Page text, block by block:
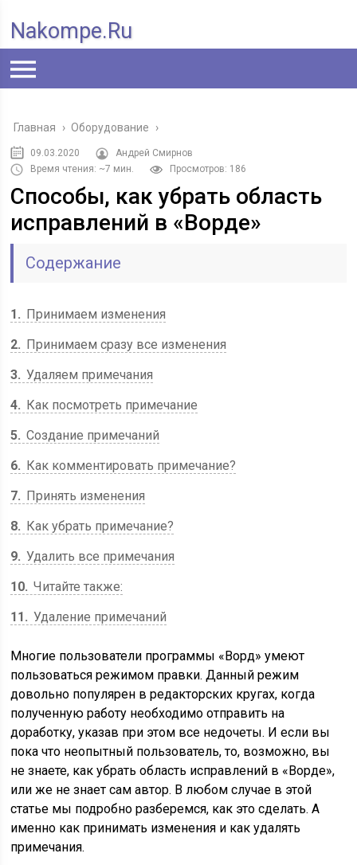
Nakompe.ru
Главная › Оборудование ›
09.03.2020
Андрей Смирнов
Время чтения: ~7 мин.
Просмотров: 186
Способы, как убрать область
исправлений в «Ворде»
Содержание
1
Принимаем изменения
2
Принимаем сразу все изменения
3 Удаляем примечания
4
Как посмотреть примечание
5 Создание примечаний
6
Как комментировать примечание?
7
Принять изменения
8
Как убрать примечание?
9 Удалить все примечания
10 Читайте также:
11
Удаление примечаний
Многие пользователи программы «Ворд» умеют
пользоваться режимом правки. Данный режим
довольно популярен в редакторских кругах, когда
полученную работу необходимо отправить на
доработку, указав при этом все недочеты. И если вы
пока что неопытный пользователь, то, возможно, вы
не знаете, как убрать область исправлений в «Ворде»,
или же не знает сам автор. В любом случае в этой
статье мы подробно разберемся, как это сделать. А
именно как принимать изменения и как удалять
примечания.